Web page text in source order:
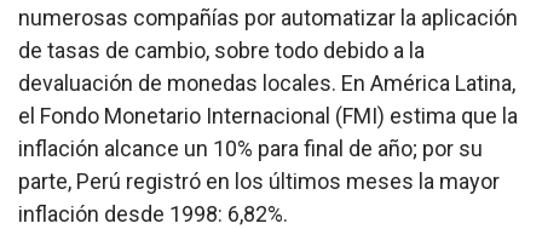
numerosas compañías por automatizar la aplicación
de tasas de cambio, sobre todo debido a la
devaluación de monedas locales. En América Latina,
el Fondo Monetario Internacional (FMI) estima que la
inflación alcance un 10% para final de año; por su
parte, Perú registró en los últimos meses la mayor
inflación desde 1998: 6,82%.